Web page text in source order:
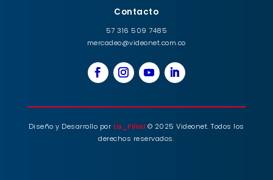
Contacto
57 316 509 7485
mercadeo@videonet.com.co
Diseño y Desarrollo por La_Filial © 2025 Videonet. Todos los
derechos reservados.